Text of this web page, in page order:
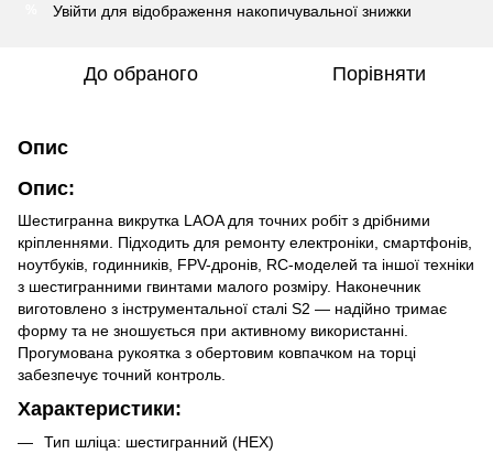
Увійти для відображення накопичувальної знижки
До обраного Порівняти
Опис
Опис:
Шестигранна викрутка LAOA для точних робіт з дрібними
кріпленнями. Підходить для ремонту електроніки, смартфонів,
ноутбуків, годинників, FPV-дронів, RC-моделей та іншої техніки
з шестигранними гвинтами малого розміру. Наконечник
виготовлено з інструментальної сталі S2 — надійно тримає
форму та не зношується при активному використанні.
Прогумована рукоятка з обертовим ковпачком на торці
забезпечує точний контроль.
Характеристики:
Тип шліца: шестигранний (HEX)